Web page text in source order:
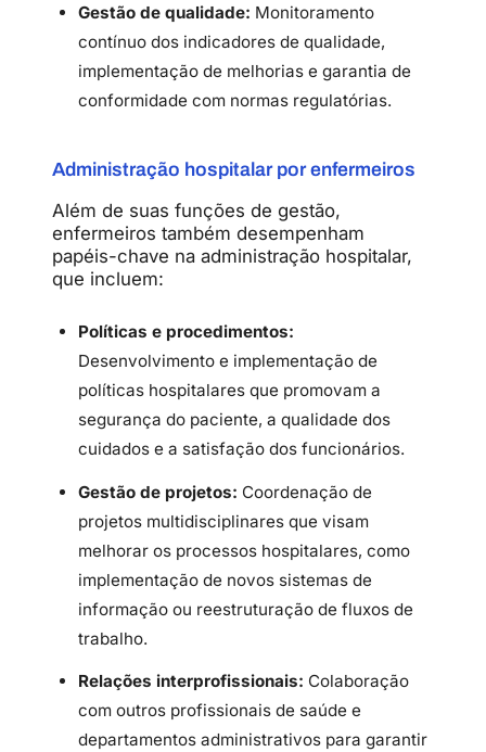
Gestão de qualidade: Monitoramento
contínuo dos indicadores de qualidade,
implementação de melhorias e garantia de
conformidade com normas regulatórias.
Administração hospitalar por enfermeiros
Além de suas funções de gestão,
enfermeiros também desempenham
papéis-chave na administração hospitalar,
que incluem:
Políticas e procedimentos:
Desenvolvimento e implementação de
políticas hospitalares que promovam a
segurança do paciente, a qualidade dos
cuidados e a satisfação dos funcionários.
Gestão de projetos: Coordenação de
projetos multidisciplinares que visam
melhorar os processos hospitalares, como
implementação de novos sistemas de
informação ou reestruturação de fluxos de
trabalho.
Relações interprofissionais: Colaboração
com outros profissionais de saúde e
departamentos administrativos para garantir